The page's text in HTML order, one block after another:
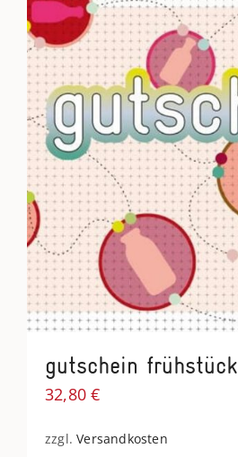
gutschein frühstück
32,80€
zzgl.Versandkosten